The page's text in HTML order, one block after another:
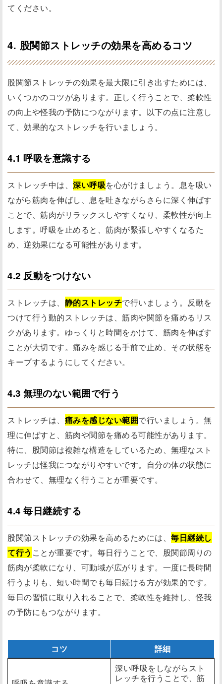
てください。
4. 股関節ストレッチの効果を高めるコツ
股関節ストレッチの効果を最大限に引き出すためには、
いくつかのコツがあります。正しく行うことで、柔軟性
の向上や怪我の予防につながります。以下の点に注意し
て、効果的なストレッチを行いましょう。
4.1 呼吸を意識する
ストレッチ中は、 深い呼吸を心がけましょう。息を吸い
ながら筋肉を伸ばし、息を吐きながらさらに深く伸ばす
ことで、筋肉がリラックスしやすくなり、柔軟性が向上
します。呼吸を止めると、筋肉が緊張しやすくなるた
め、逆効果になる可能性があります。
4.2 反動をつけない
ストレッチは、 静的ストレッチで行いましょう。反動を
つけて行う動的ストレッチは、筋肉や関節を痛めるリス
クがあります。ゆっくりと時間をかけて、筋肉を伸ばす
ことが大切です。痛みを感じる手前で止め、その状態を
キープするようにしてください。
4.3 無理のない範囲で行う
ストレッチは、 痛みを感じない範囲で行いましょう。無
理に伸ばすと、筋肉や関節を痛める可能性があります。
特に、股関節は複雑な構造をしているため、無理なスト
レッチは怪我につながりやすいです。自分の体の状態に
合わせて、無理なく行うことが重要です。
4.4 毎日継続する
股関節ストレッチの効果を高めるためには、 毎日継続し
て行う ことが重要です。毎日行うことで、股関節周りの
筋肉が柔軟になり、可動域が広がります。一度に長時間
行うよりも、短い時間でも毎日続ける方が効果的です。
毎日の習慣に取り入れることで、柔軟性を維持し、怪我
の予防にもつながります。
コツ 詳細
深い呼吸をしながらスト
レッチを行うことで、筋